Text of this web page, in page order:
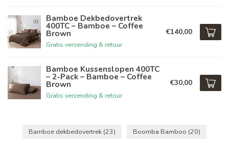
Bamboe Dekbedovertrek
400TC – Bamboe – Coffee
Brown
Gratis verzending & retour
€140,00
Bamboe Kussenslopen 400TC
– 2-Pack – Bamboe – Coffee
Brown
Gratis verzending & retour
€30,00
Bamboe dekbedovertrek (23) Boomba Bamboo (20)